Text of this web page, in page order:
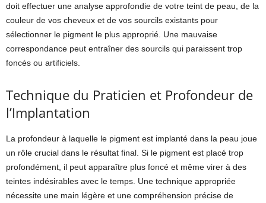
doit effectuer une analyse approfondie de votre teint de peau, de la
couleur de vos cheveux et de vos sourcils existants pour
sélectionner le pigment le plus approprié. Une mauvaise
correspondance peut entraîner des sourcils qui paraissent trop
foncés ou artificiels.
Technique du Praticien et Profondeur de
l’Implantation
La profondeur à laquelle le pigment est implanté dans la peau joue
un rôle crucial dans le résultat final. Si le pigment est placé trop
profondément, il peut apparaître plus foncé et même virer à des
teintes indésirables avec le temps. Une technique appropriée
nécessite une main légère et une compréhension précise de